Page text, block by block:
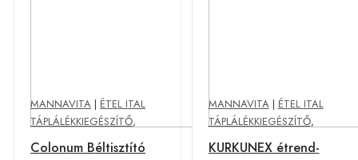
MANNAVITA | ÉTEL ITAL
TÁPLÁLÉKKIEGÉSZÍTŐ,
Colonum Béltisztító
MANNAVITA| ÉTEL ITAL
TÁPLÁLÉKKIEGÉSZÍTŐ,
KURKUNEX étrend-